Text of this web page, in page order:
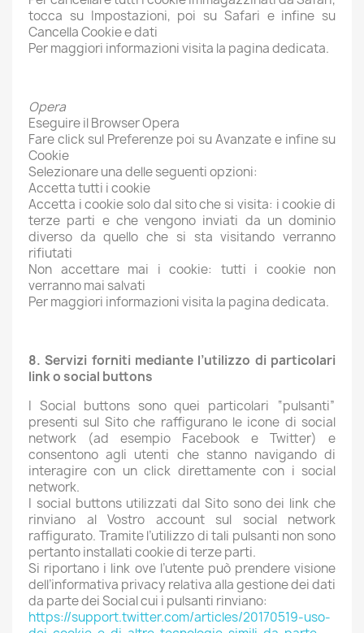
tocca su Impostazioni, poi su Safari e infine su
Cancella Cookie e dati
Per maggiori informazioni visita la pagina dedicata.
Opera
Eseguire il Browser Opera
Fare click sul Preferenze poi su Avanzate e infine su
Cookie
Selezionare una delle seguenti opzioni:
Accetta tutti i cookie
Accetta i cookie solo dal sito che si visita: i cookie di
terze parti e che vengono inviati da un dominio
diverso da quello che si sta visitando verranno
rifiutati
Non accettare mai i cookie: tutti i cookie non
verranno mai salvati
Per maggiori informazioni visita la pagina dedicata.
8. Servizi forniti mediante l’utilizzo di particolari
link o social buttons
I Social buttons sono quei particolari “pulsanti”
presenti sul Sito che raffigurano le icone di social
network (ad esempio Facebook e Twitter) e
consentono agli utenti che stanno navigando di
interagire con un click direttamente con i social
network.
I social buttons utilizzati dal Sito sono dei link che
rinviano al Vostro account sul social network
raffigurato. Tramite l’utilizzo di tali pulsanti non sono
pertanto installati cookie di terze parti.
Si riportano i link ove l’utente può prendere visione
dell’informativa privacy relativa alla gestione dei dati
da parte dei Social cui i pulsanti rinviano:
https://support.twitter.com/articles/20170519-uso-